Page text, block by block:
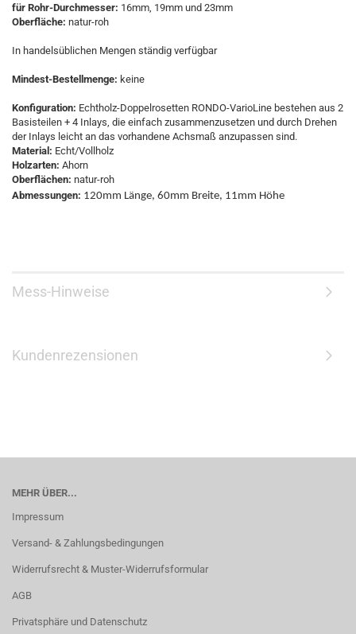
für Rohr-Durchmesser: 16mm, 19mm und 23mm
Oberfläche: natur-roh
In handelsüblichen Mengen ständig verfügbar
Mindest-Bestellmenge: keine
Konfiguration: Echtholz-Doppelrosetten RONDO-VarioLine bestehen aus 2
Basisteilen + 4 Inlays, die einfach zusammenzusetzen und durch Drehen
der Inlays leicht an das vorhandene Achsmaß anzupassen sind.
Material: Echt/Vollholz
Holzarten: Ahorn
Oberflächen: natur-roh
Abmessungen: 120mm Länge, 60mm Breite, 11mm Höhe
Mess-Hinweise
Kundenrezensionen
MEHR ÜBER...
Impressum
Versand- & Zahlungsbedingungen
Widerrufsrecht & Muster-Widerrufsformular
AGB
Privatsphäre und Datenschutz